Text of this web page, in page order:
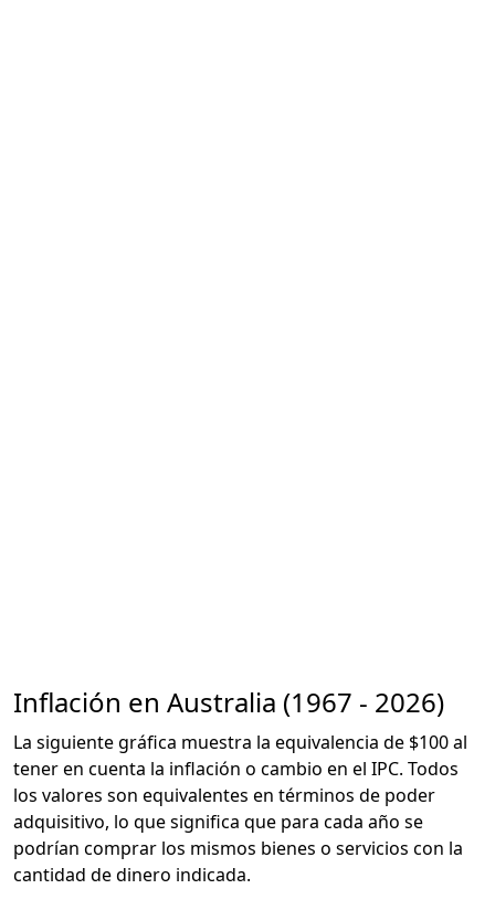
Inflación en Australia (1967 - 2026)
La siguiente gráfica muestra la equivalencia de $100 al
tener en cuenta la inflación o cambio en el IPC. Todos
los valores son equivalentes en términos de poder
adquisitivo, lo que significa que para cada año se
podrían comprar los mismos bienes o servicios con la
cantidad de dinero indicada.